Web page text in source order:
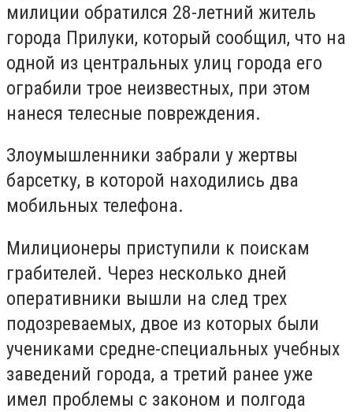
милиции обратился 28-летний житель
города Прилуки, который сообщил, что на
одной из центральных улиц города его
ограбили трое неизвестных, при этом
нанеся телесные повреждения.
Злоумышленники забрали у жертвы
барсетку, в которой находились два
мобильных телефона.
Милиционеры приступили к поискам
грабителей. Через несколько дней
оперативники вышли на след трех
подозреваемых, двое из которых были
учениками средне-специальных учебных
заведений города, а третий ранее уже
имел проблемы с законом и полгода